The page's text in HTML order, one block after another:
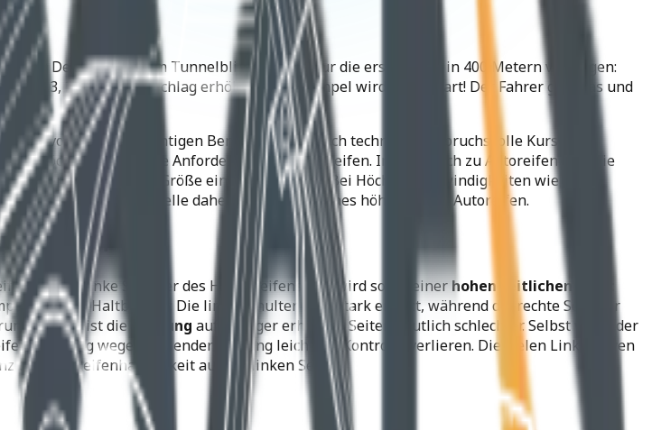
: Der Fahrer ist im Tunnelblick und hat nur die erste Kurve in 400 Metern vor Augen:
4, 3, 2, 1. Der Pulsschlag erhöht sich, die Ampel wird grün, Start! Der Fahrer gibt Gas und
vor allem der richtigen Bereifung sind solch technisch anspruchsvolle Kurse zu
höchste qualitative Anforderungen an die Reifen. Im Vergleich zu Autoreifen sind die
ungefähr die Größe einer Kreditkarte. Bei Höchstgeschwindigkeiten wie in der
relativ zur Kontaktstelle daher um ein Vielfaches höher als bei Autoreifen.
auf die linke Schulter des Hinterreifens und wird somit einerhohen seitlichen Kraft
und Haltbarkeit: Die linke Schulter wird stark erhitzt, während die rechte Schulter
ist die
Haftung auf weniger erhitzten Seiten deutlich schlechter. Selbst wenn der
wegen fehlender Haftung leicht die Kontrolle verlieren. Die vielen Linkskurven
und der Reifenhaltbarkeit auf der linken Seite.